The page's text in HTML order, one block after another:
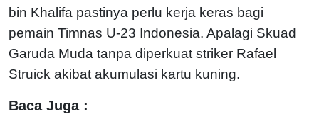
bin Khalifa pastinya perlu kerja keras bagi
pemain Timnas U-23 Indonesia. Apalagi Skuad
Garuda Muda tanpa diperkuat striker Rafael
Struick akibat akumulasi kartu kuning.
Baca Juga :